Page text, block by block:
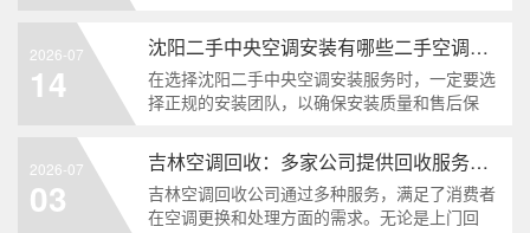
获得相对合理的回收价格，更能确保设备在回收
过程中得到妥善处理...
2026-07
14
沈阳二手中央空调安装有哪些二手空调安装服务
在选择沈阳二手中央空调安装服务时，一定要选
择正规的安装团队，以确保安装质量和售后保
装团队的工作，共同完成空调系统的安装。...
2026-07
03
吉林空调回收：多家公司提供回收服务一览
吉林空调回收公司通过多种服务，满足了消费者
在空调更换和处理方面的需求。无论是上门回